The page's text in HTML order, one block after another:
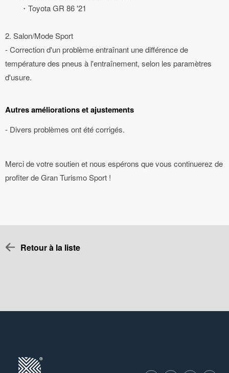
・Toyota GR 86 '21
2. Salon/Mode Sport
- Correction d'un problème entraînant une différence de
température des pneus à l'entraînement, selon les paramètres
d'usure.
Autres améliorations et ajustements
- Divers problèmes ont été corrigés.
Merci de votre soutien et nous espérons que vous continuerez de
profiter de Gran Turismo Sport !
Retour à la liste